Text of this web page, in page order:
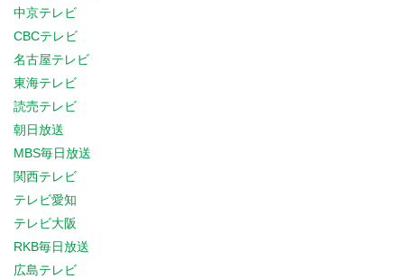
中京テレビ
CBCテレビ
名古屋テレビ
東海テレビ
読売テレビ
朝日放送
MBS毎日放送
関西テレビ
テレビ愛知
テレビ大阪
RKB毎日放送
広島テレビ